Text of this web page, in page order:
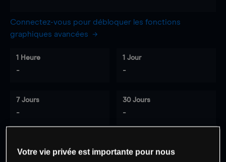
Connectez-vous pour débloquer les fonctions
graphiques avancées
1 Heure
-
1 Jour
-
7 Jours
-
30 Jours
-
0% des clients ont une position à
Votre vie privée est importante pour nous